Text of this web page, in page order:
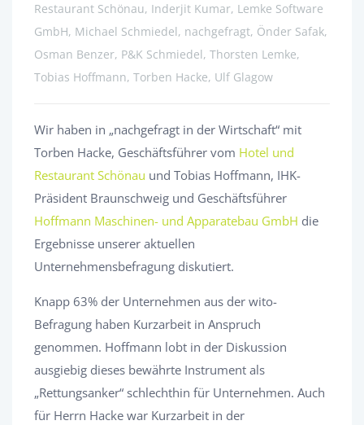
Restaurant Schönau, Inderjit Kumar, Lemke Software
GmbH, Michael Schmiedel, nachgefragt, Önder Safak,
Osman Benzer, P&K Schmiedel, Thorsten Lemke,
Tobias Hoffmann, Torben Hacke, Ulf Glagow
Wir haben in „nachgefragt in der Wirtschaft“ mit
Torben Hacke, Geschäftsführer vom Hotel und
Restaurant Schönau und Tobias Hoffmann, IHK-
Präsident Braunschweig und Geschäftsführer
Hoffmann Maschinen- und Apparatebau GmbH die
Ergebnisse unserer aktuellen
Unternehmensbefragung diskutiert.
Knapp 63% der Unternehmen aus der wito-
Befragung haben Kurzarbeit in Anspruch
genommen. Hoffmann lobt in der Diskussion
ausgiebig dieses bewährte Instrument als
„Rettungsanker“ schlechthin für Unternehmen. Auch
für Herrn Hacke war Kurzarbeit in der